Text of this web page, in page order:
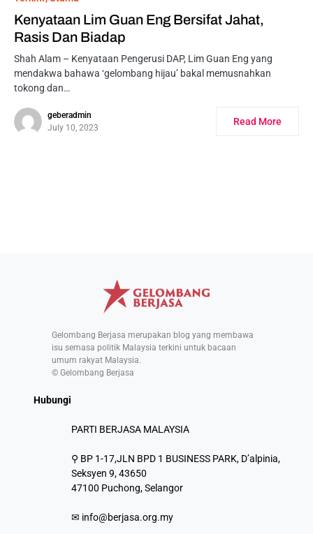
Kenyataan Lim Guan Eng Bersifat Jahat,
Rasis Dan Biadap
Shah Alam – Kenyataan Pengerusi DAP, Lim Guan Eng yang
mendakwa bahawa ‘gelombang hijau’ bakal memusnahkan
tokong dan…
geberadmin
July 10, 2023
Read More
Gelombang Berjasa merupakan blog yang membawa
isu semasa politik Malaysia terkini untuk bacaan
umum rakyat Malaysia.
© Gelombang Berjasa
Hubungi
PARTI BERJASA MALAYSIA
⚲ BP 1-17,JLN BPD 1 BUSINESS PARK, D’alpinia,
Seksyen 9, 43650
47100 Puchong, Selangor
✉ info@berjasa.org.my